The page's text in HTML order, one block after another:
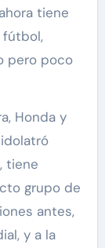
tiene
fútbol,
pero poco
Honda y
tiene
grupo de
antes,
y a la